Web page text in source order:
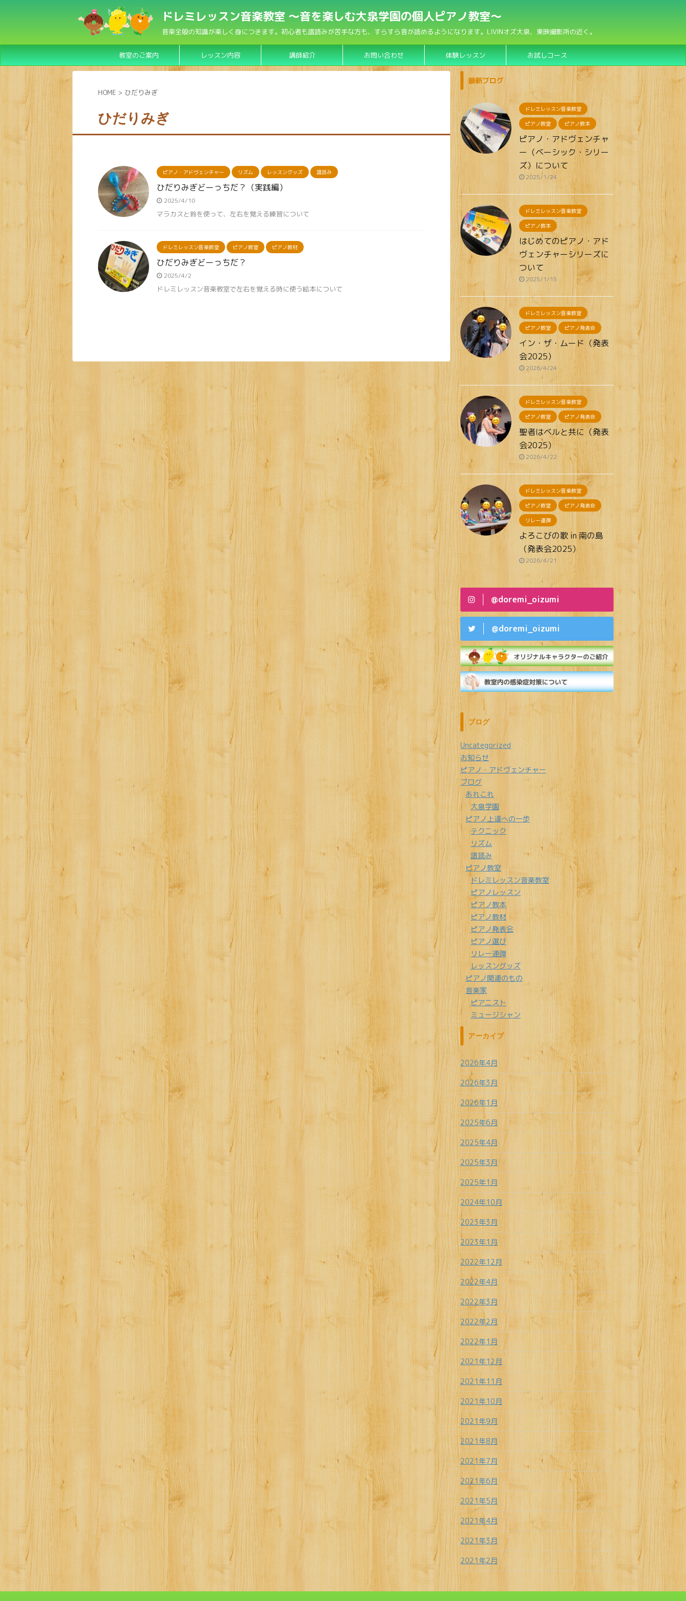
ドレミレッスン音楽教室 〜音を楽しむ大泉学園の個人ピアノ教室〜
音楽全般の知識が楽しく身につきます。初心者も譜読みが苦手な方も、すらすら音が読めるようになります。LIVINオズ大泉、東映撮影所の近く。
教室のご案内 レッスン内容 講師紹介 お問い合わせ 体験レッスン お試しコース
HOME > ひだりみぎ
ひだりみぎ
ピアノ・アドヴェンチャー リズム レッスングッズ 譜読み
ひだりみぎどーっちだ？（実践編）
2025/4/10
マラカスと鈴を使って、左右を覚える練習について
ドレミレッスン音楽教室 ピアノ教室 ピアノ教材
ひだりみぎどーっちだ？
2025/4/2
ドレミレッスン音楽教室で左右を覚える時に使う絵本について
最新ブログ
ドレミレッスン音楽教室
ピアノ教室 ピアノ教本
ピアノ・アドヴェンチャ
ー（ベーシック・シリー
ズ）について
2025/1/24
ドレミレッスン音楽教室
ピアノ教本
はじめてのピアノ・アド
ヴェンチャーシリーズに
ついて
2025/1/15
ドレミレッスン音楽教室
ピアノ教室 ピアノ発表会
イン・ザ・ムード（発表
会2025）
2026/4/24
ドレミレッスン音楽教室
ピアノ教室 ピアノ発表会
聖者はベルと共に（発表
会2025）
2026/4/22
ドレミレッスン音楽教室
ピアノ教室 ピアノ発表会
リレー連弾
よろこびの歌 in 南の島
（発表会2025）
2026/4/21
@doremi_oizumi
@doremi_oizumi
ブログ
Uncategorized
お知らせ
ピアノ・アドヴェンチャー
ブログ
あれこれ
大泉学園
ピアノ上達への一歩
テクニック
リズム
譜読み
ピアノ教室
ドレミレッスン音楽教室
ピアノレッスン
ピアノ教本
ピアノ教材
ピアノ発表会
ピアノ選び
リレー連弾
レッスングッズ
ピアノ関連のもの
音楽家
ピアニスト
ミュージシャン
アーカイブ
2026年4月
2026年3月
2026年1月
2025年6月
2025年4月
2025年3月
2025年1月
2024年10月
2023年3月
2023年1月
2022年12月
2022年4月
2022年3月
2022年2月
2022年1月
2021年12月
2021年11月
2021年10月
2021年9月
2021年8月
2021年7月
2021年6月
2021年5月
2021年4月
2021年3月
2021年2月